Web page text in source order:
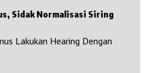
Sidak Normalisasi Siring